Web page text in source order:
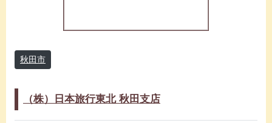
秋田市
（株）日本旅行東北 秋田支店